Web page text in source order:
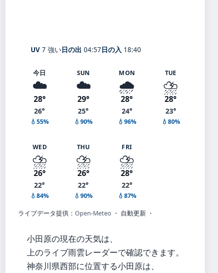
UV 7 強い日の出 04:57日の入 18:40
今日
☁️
28°
26°
💧55%
SUN
☁️
29°
25°
💧90%
MON
🌧️
28°
24°
💧96%
TUE
⛈️
28°
23°
💧80%
WED
⛈️
26°
22°
💧84%
THU
⛈️
26°
22°
💧90%
FRI
⛈️
28°
22°
💧87%
ライブデータ提供： Open-Meteo ・ 自動更新 ・
小田原の現在の天気は、
上のライブ雨雲レーダーで確認できます。
神奈川県西部に位置する小田原は、